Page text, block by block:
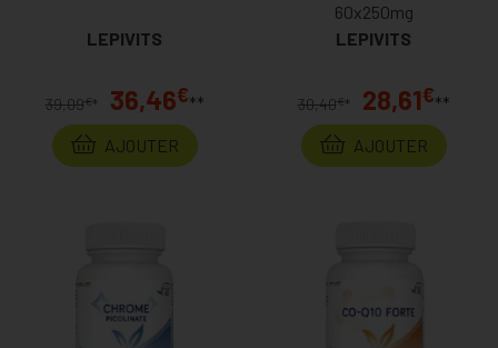
LEPIVITS
39,09€ * 36,46€**
AJOUTER
60x250mg
LEPIVITS
30,40€ * 28,61€**
AJOUTER